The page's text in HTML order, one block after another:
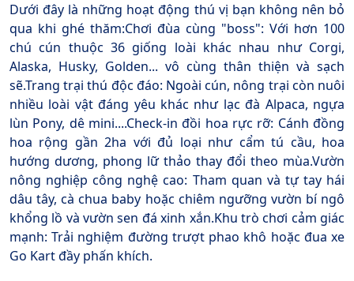
Dưới đây là những hoạt động thú vị bạn không nên bỏ
qua khi ghé thăm:Chơi đùa cùng "boss": Với hơn 100
chú cún thuộc 36 giống loài khác nhau như Corgi,
Alaska, Husky, Golden... vô cùng thân thiện và sạch
sẽ.Trang trại thú độc đáo: Ngoài cún, nông trại còn nuôi
nhiều loài vật đáng yêu khác như lạc đà Alpaca, ngựa
lùn Pony, dê mini....Check-in đồi hoa rực rỡ: Cánh đồng
hoa rộng gần 2ha với đủ loại như cẩm tú cầu, hoa
hướng dương, phong lữ thảo thay đổi theo mùa.Vườn
nông nghiệp công nghệ cao: Tham quan và tự tay hái
dâu tây, cà chua baby hoặc chiêm ngưỡng vườn bí ngô
khổng lồ và vườn sen đá xinh xắn.Khu trò chơi cảm giác
mạnh: Trải nghiệm đường trượt phao khô hoặc đua xe
Go Kart đầy phấn khích.